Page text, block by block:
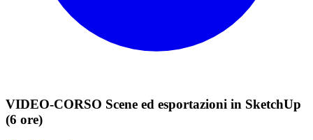
VIDEO-CORSO Scene ed esportazioni in SketchUp
(6 ore)